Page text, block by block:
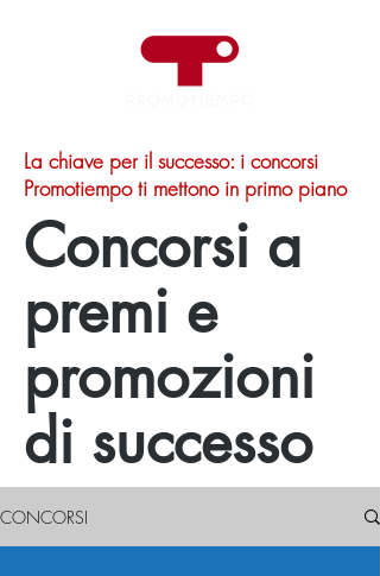
La chiave per il successo: i concorsi
Promotiempo ti mettono in primo piano
Concorsi a
premi e
promozioni
di successo
CONCORSI